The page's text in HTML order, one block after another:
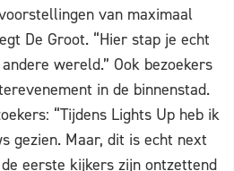
van maximaal
De Groot. “Hier stap je echt
wereld.” Ook bezoekers
in de binnenstad.
“Tijdens Lights Up heb ik
gezien. Maar, dit is echt next
eerste kijkers zijn ontzettend